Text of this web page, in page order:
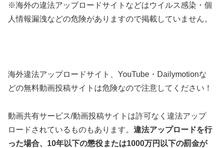
※海外の違法アップロードサイトなどはウイルス感染・個
人情報漏洩などの危険がありますので掲載していません。
海外違法アップロードサイト、YouTube・Dailymotionな
どの無料動画投稿サイトは危険なので注意してください！
動画共有サービス/動画投稿サイトは許可なく違法アップ
ロードされているものもあります。 違法アップロードを行
った場合、10年以下の懲役または1000万円以下の罰金が